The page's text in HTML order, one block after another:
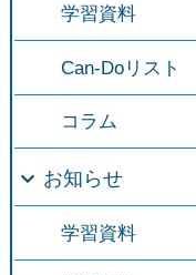
学習資料
Can-Doリスト
コラム
お知らせ
学習資料